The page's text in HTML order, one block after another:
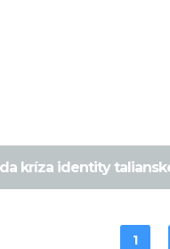
kríza identity
1